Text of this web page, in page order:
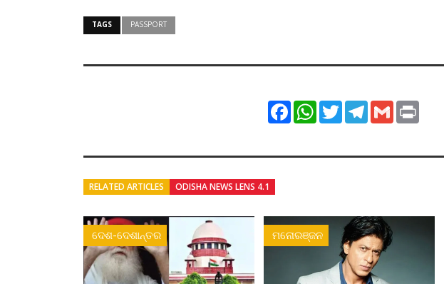
TAGS PASSPORT
FacebookWhatsApp
TwitterTelegram
Gmail
RELATED ARTICLES ODISHA NEWS LENS 4.1
ଦେଶ-ଦେଶାନ୍ତର ମନୋରଞ୍ଜନ